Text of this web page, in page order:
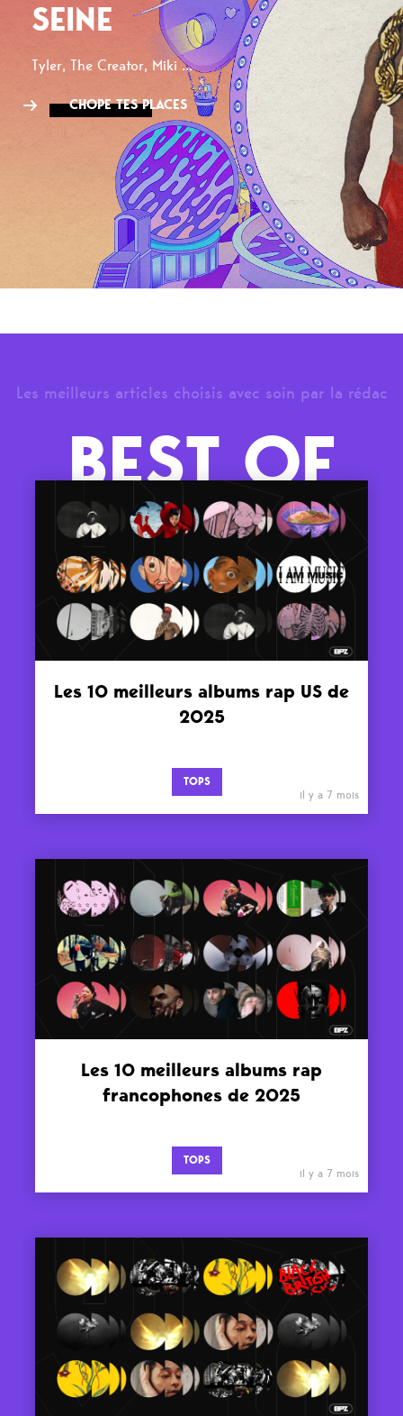
SEINE
Tyler, The Creator, Miki ...
CHOPE TES PLACES
Les meilleurs articles choisis avec soin par la rédac
BEST OF
Les 10 meilleurs albums rap US de
2025
TOPS
il y a 7 mois
Les 10 meilleurs albums rap
francophones de 2025
TOPS
il y a 7 mois